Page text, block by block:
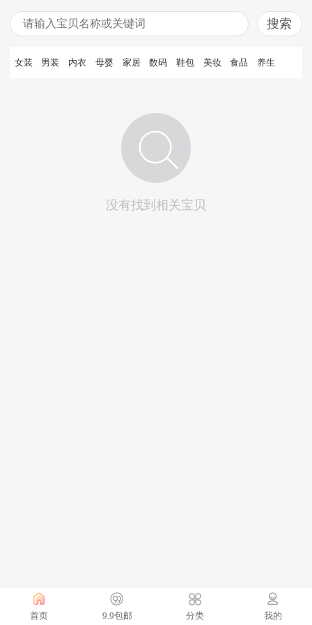
女装 男装 内衣 母婴 家居 数码 鞋包 美妆 食品 养生
没有找到相关宝贝
首页 9.9包邮 分类 我的